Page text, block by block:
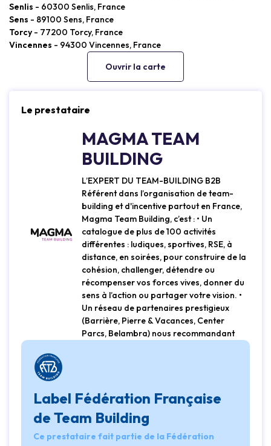
Senlis - 60300 Senlis, France
Sens - 89100 Sens, France
Torcy - 77200 Torcy, France
Vincennes - 94300 Vincennes, France
Ouvrir la carte
Le prestataire
MAGMA TEAM
BUILDING
L’EXPERT DU TEAM-BUILDING B2B
Référent dans l’organisation de team-
building et d'incentive partout en France,
Magma Team Building, c’est : • Un
catalogue de plus de 100 activités
différentes : ludiques, sportives, RSE, à
distance, en soirées, pour construire de la
cohésion, challenger, détendre ou
récompenser vos forces vives, donner du
sens à l’action ou partager votre vision. •
Un réseau de partenaires prestigieux
(Barrière, Pierre & Vacances, Center
Parcs, Belambra) nous recommandant
Label Fédération Française
de Team Building
Ce prestataire fait partie de la Fédération